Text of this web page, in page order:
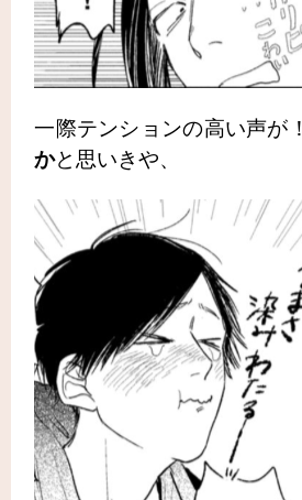
一際テンションの高い声が！
かと思いきや、